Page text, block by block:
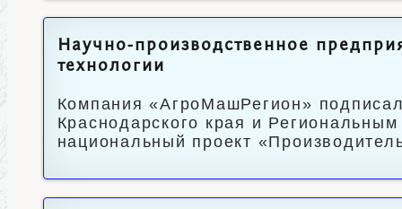
Научно-производственное
технологии
Компания «АгроМашРегион»
Краснодарского края и
национальный проект